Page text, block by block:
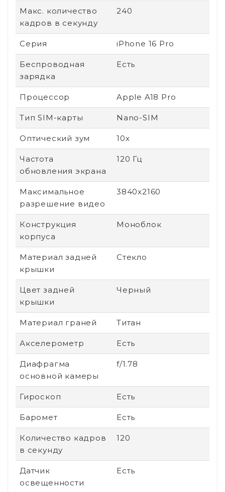
Макс. количество
кадров в секунду
240
Серия iPhone 16 Pro
Беспроводная
зарядка
Есть
Процессор Apple A18 Pro
Тип SIM-карты Nano-SIM
Оптический зум 10x
Частота
обновления экрана
120 Гц
Максимальное
разрешение видео
3840x2160
Конструкция
корпуса
Моноблок
Материал задней
крышки
Стекло
Цвет задней
крышки
Черный
Материал граней Титан
Акселерометр Есть
Диафрагма
основной камеры
f/1.78
Гироскоп Есть
Баромет Есть
Количество кадров
в секунду
120
Датчик
освещенности
Есть